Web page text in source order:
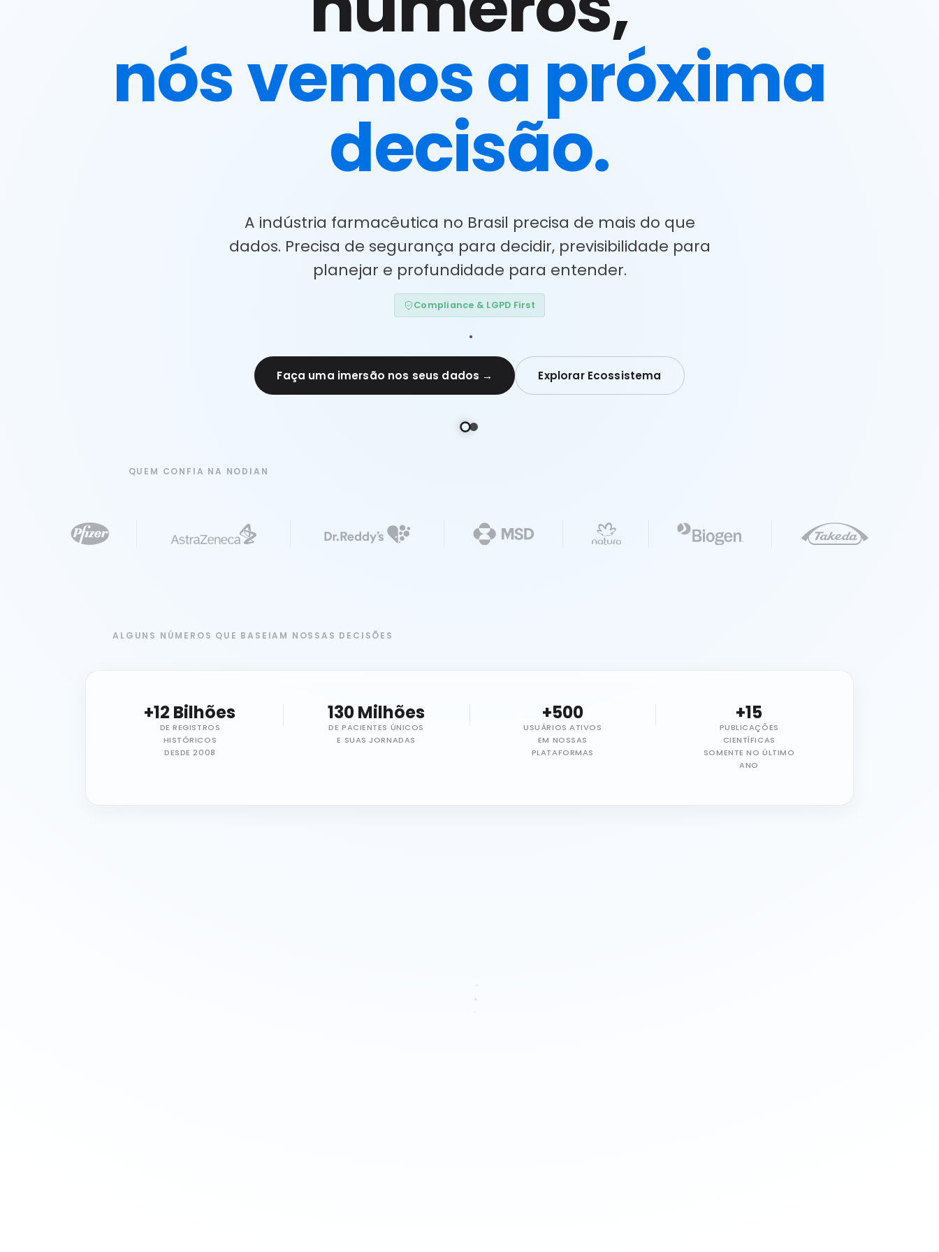
nós vemos a próxima
decisão.
A indústria farmacêutica no Brasil precisa de mais do que
dados. Precisa de segurança para decidir, previsibilidade para
planejar e profundidade para entender.
Compliance & LGPD First
Faça uma imersão nos seus dados → Explorar Ecossistema
QUEM CONFIA NA NODIAN
ALGUNS NÚMEROS QUE BASEIAM NOSSAS DECISÕES
+12 Bilhões
DE REGISTROS
HISTÓRICOS
DESDE 2008
130 Milhões
DE PACIENTES ÚNICOS
E SUAS JORNADAS
+500
USUÁRIOS ATIVOS
EM NOSSAS
PLATAFORMAS
+15
PUBLICAÇÕES
CIENTÍFICAS
SOMENTE NO ÚLTIMO
ANO